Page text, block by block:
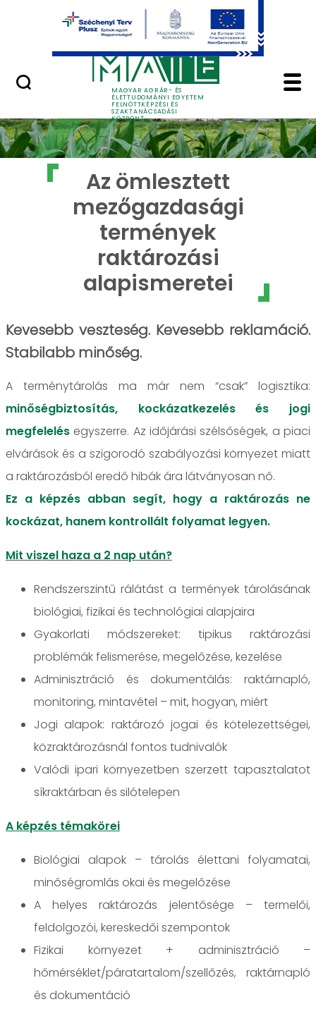
Ugrás a fő tartalomhoz
MAGYAR AGRÁR- ÉS
ÉLETTUDOMÁNYI EGYETEM
FELNŐTTKÉPZÉSI ÉS
SZAKTANÁCSADÁSI
KÖZPONT
Az ömlesztett
Az ömlesztett
mezőgazdasági
termények
raktározási
alapismeretei
Kevesebb veszteség. Kevesebb reklamáció.
Stabilabb minőség.
A terménytárolás ma már nem “csak” logisztika:
minőségbiztosítás, kockázatkezelés és jogi
megfelelés egyszerre. Az időjárási szélsőségek, a piaci
elvárások és a szigorodó szabályozási környezet miatt
a raktározásból eredő hibák ára látványosan nő.
Ez a képzés abban segít, hogy a raktározás ne
kockázat, hanem kontrollált folyamat legyen.
Mit viszel haza a 2 nap után?
Rendszerszintű rálátást a termények tárolásának
biológiai, fizikai és technológiai alapjaira
Gyakorlati módszereket: tipikus raktározási
problémák felismerése, megelőzése, kezelése
Adminisztráció és dokumentálás: raktárnapló,
monitoring, mintavétel – mit, hogyan, miért
Jogi alapok: raktározó jogai és kötelezettségei,
közraktározásnál fontos tudnivalók
Valódi ipari környezetben szerzett tapasztalatot
síkraktárban és silótelepen
A képzés témakörei
Biológiai alapok – tárolás élettani folyamatai,
minőségromlás okai és megelőzése
A helyes raktározás jelentősége – termelői,
feldolgozói, kereskedői szempontok
Fizikai környezet + adminisztráció –
hőmérséklet/páratartalom/szellőzés, raktárnapló
és dokumentáció